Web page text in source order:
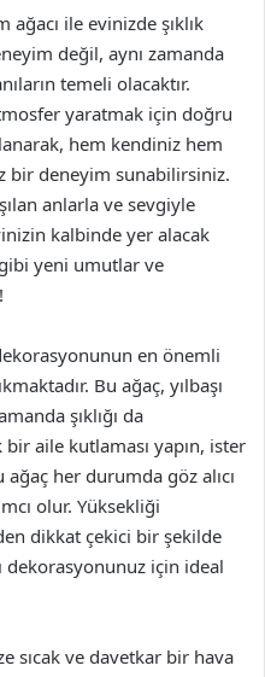
ile evinizde şıklık
değil, aynı zamanda
temeli olacaktır.
yaratmak için doğru
hem kendiniz hem
bir deneyim sunabilirsiniz.
anlarla ve sevgiyle
kalbinde yer alacak
gibi yeni umutlar ve
en önemli
Bu ağaç, yılbaşı
şıklığı da
aile kutlaması yapın, ister
her durumda göz alıcı
olur. Yüksekliği
dikkat çekici bir şekilde
dekorasyonunuz için ideal
sıcak ve davetkar bir hava